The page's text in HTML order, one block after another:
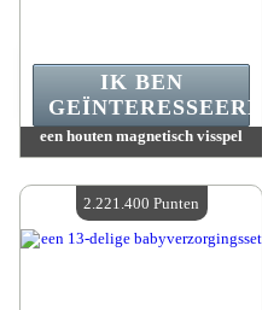
een houten magnetisch visspel
Beschikbare hoeveelheid :4
IK BEN
GEÏNTERESSEERD.
2.221.400 Punten